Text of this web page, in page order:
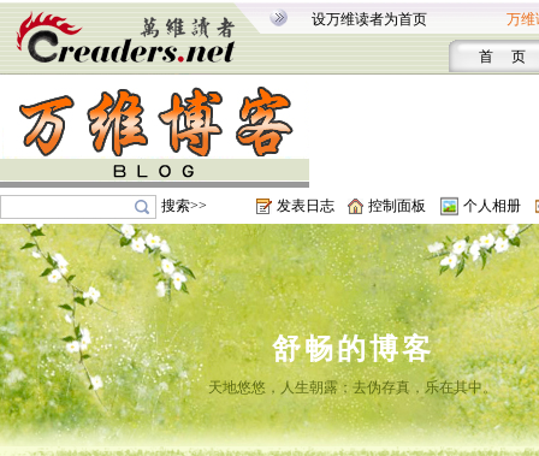
设万维读者为首页 万维
首 页
搜索>> 发表日志 控制面板 个人相册
舒畅的博客
天地悠悠，人生朝露；去伪存真，乐在其中。